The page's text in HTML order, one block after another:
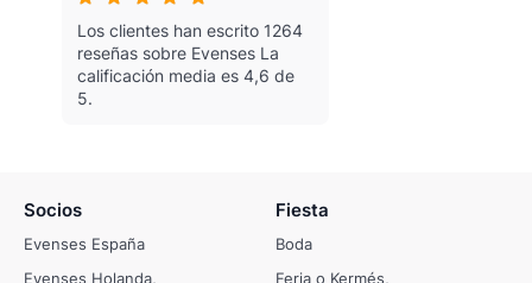
Los clientes han escrito 1264
reseñas sobre Evenses La
calificación media es 4,6 de
5.
Socios
Evenses España
Evenses Holanda
Fiesta
Boda
Feria o Kermés